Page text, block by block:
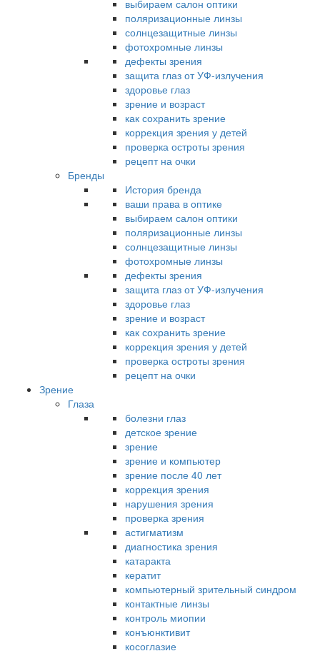
выбираем салон оптики
поляризационные линзы
солнцезащитные линзы
фотохромные линзы
дефекты зрения
защита глаз от УФ-излучения
здоровье глаз
зрение и возраст
как сохранить зрение
коррекция зрения у детей
проверка остроты зрения
рецепт на очки
Бренды
История бренда
ваши права в оптике
выбираем салон оптики
поляризационные линзы
солнцезащитные линзы
фотохромные линзы
дефекты зрения
защита глаз от УФ-излучения
здоровье глаз
зрение и возраст
как сохранить зрение
коррекция зрения у детей
проверка остроты зрения
рецепт на очки
Зрение
Глаза
болезни глаз
детское зрение
зрение
зрение и компьютер
зрение после 40 лет
коррекция зрения
нарушения зрения
проверка зрения
астигматизм
диагностика зрения
катаракта
кератит
компьютерный зрительный синдром
контактные линзы
контроль миопии
конъюнктивит
косоглазие